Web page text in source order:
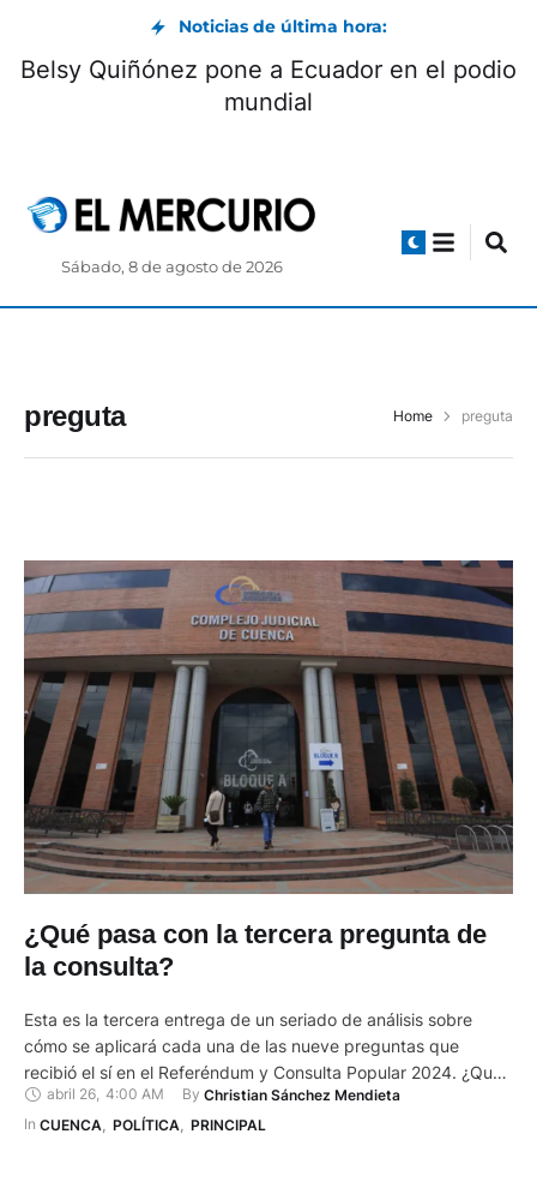
Noticias de última hora:
Belsy Quiñónez pone a Ecuador en el podio
mundial
Sábado, 8 de agosto de 2026
preguta Home preguta
¿Qué pasa con la tercera pregunta de
la consulta?
Esta es la tercera entrega de un seriado de análisis sobre
cómo se aplicará cada una de las nueve preguntas que
recibió el sí en el Referéndum y Consulta Popular 2024. ¿Qué
pasa con la tercera pregunta de la consulta? ¿Está usted de
acuerdo con el establecimiento de judicaturas especializadas
abril 26, 4:00 AM By Christian Sánchez Mendieta
In CUENCA POLÍTICA PRINCIPAL